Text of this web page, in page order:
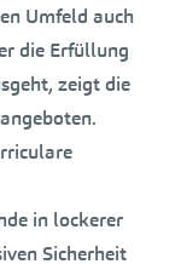
Umfeld auch
die Erfüllung
zeigt die
in lockerer
Sicherheit